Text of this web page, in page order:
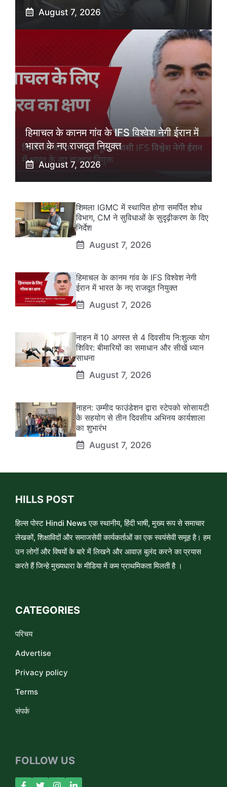
August 7, 2026
हिमाचल के कानम गांव के IFS विश्वेश नेगी ईरान में
भारत के नए राजदूत नियुक्त
August 7, 2026
शिमला IGMC में स्थापित होगा समर्पित शोध
विभाग, CM ने सुविधाओं के सुदृढ़ीकरण के दिए
निर्देश
August 7, 2026
हिमाचल के कानम गांव के IFS विश्वेश नेगी
ईरान में भारत के नए राजदूत नियुक्त
August 7, 2026
नाहन में 10 अगस्त से 4 दिवसीय नि:शुल्क योग
शिविर: बीमारियों का समाधान और सीखें ध्यान
साधना
August 7, 2026
नाहन: उम्मीद फाउंडेशन द्वारा स्टेपको सोसायटी
के सहयोग से तीन दिवसीय अभिनय कार्यशाला
का शुभारंभ
August 7, 2026
HILLS POST
हिल्स पोस्ट Hindi News एक स्थानीय, हिंदी भाषी, मुख्य रूप से समाचार
लेखकों, शिक्षाविदों और समाजसेवी कार्यकर्ताओं का एक स्वयंसेवी समूह है। हम
उन लोगों और विषयों के बारे में लिखने और आवाज़ बुलंद करने का प्रयास
करते हैं जिन्हे मुख्यधारा के मीडिया में कम प्राथमिकता मिलती है ।
CATEGORIES
परिचय
Advertise
Privacy policy
Terms
संपर्क
FOLLOW US